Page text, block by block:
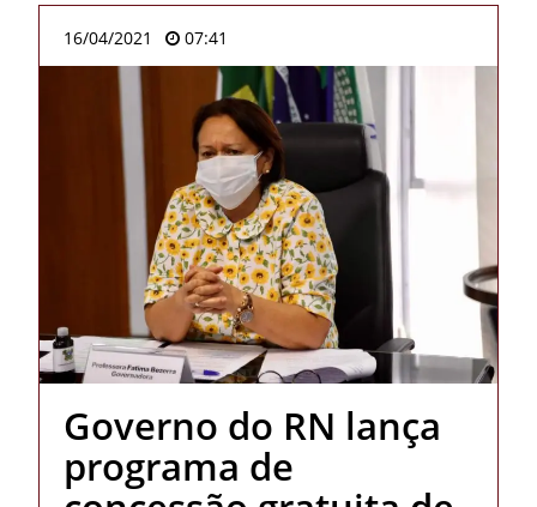
16/04/2021 07:41
Governo do RN lança
programa de